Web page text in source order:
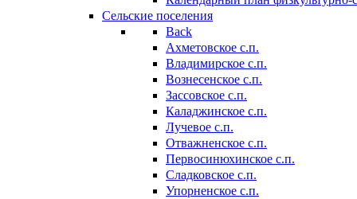
Сельские поселения
Back
Ахметовское с.п.
Владимирское с.п.
Вознесенское с.п.
Зассовское с.п.
Каладжинское с.п.
Лучевое с.п.
Отважненское с.п.
Первосинюхинское с.п.
Сладковское с.п.
Упорненское с.п.